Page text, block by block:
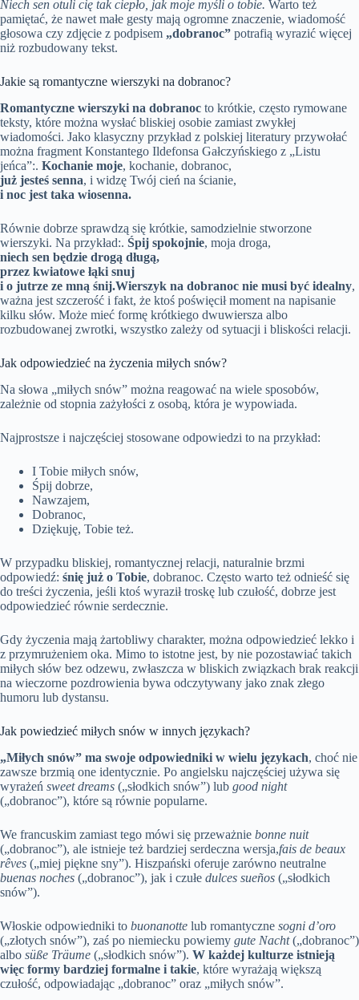
Niech sen otuli cię tak ciepło, jak moje myśli o tobie. Warto też
pamiętać, że nawet małe gesty mają ogromne znaczenie, wiadomość
głosowa czy zdjęcie z podpisem „dobranoc” potrafią wyrazić więcej
niż rozbudowany tekst.
Jakie są romantyczne wierszyki na dobranoc?
Romantyczne wierszyki na dobranoc to krótkie, często rymowane
teksty, które można wysłać bliskiej osobie zamiast zwykłej
wiadomości. Jako klasyczny przykład z polskiej literatury przywołać
można fragment Konstantego Ildefonsa Gałczyńskiego z „Listu
jeńca”:. Kochanie moje, kochanie, dobranoc,
już jesteś senna, i widzę Twój cień na ścianie,
i noc jest taka wiosenna.
Równie dobrze sprawdzą się krótkie, samodzielnie stworzone
wierszyki. Na przykład:. Śpij spokojnie, moja droga,
niech sen będzie drogą długą,
przez kwiatowe łąki snuj
i o jutrze ze mną śnij.Wierszyk na dobranoc nie musi być idealny,
ważna jest szczerość i fakt, że ktoś poświęcił moment na napisanie
kilku słów. Może mieć formę krótkiego dwuwiersza albo
rozbudowanej zwrotki, wszystko zależy od sytuacji i bliskości relacji.
Jak odpowiedzieć na życzenia miłych snów?
Na słowa „miłych snów” można reagować na wiele sposobów,
zależnie od stopnia zażyłości z osobą, która je wypowiada.
Najprostsze i najczęściej stosowane odpowiedzi to na przykład:
I Tobie miłych snów,
Śpij dobrze,
Nawzajem,
Dobranoc,
Dziękuję, Tobie też.
W przypadku bliskiej, romantycznej relacji, naturalnie brzmi
odpowiedź: śnię już o Tobie, dobranoc. Często warto też odnieść się
do treści życzenia, jeśli ktoś wyraził troskę lub czułość, dobrze jest
odpowiedzieć równie serdecznie.
Gdy życzenia mają żartobliwy charakter, można odpowiedzieć lekko i
z przymrużeniem oka. Mimo to istotne jest, by nie pozostawiać takich
miłych słów bez odzewu, zwłaszcza w bliskich związkach brak reakcji
na wieczorne pozdrowienia bywa odczytywany jako znak złego
humoru lub dystansu.
Jak powiedzieć miłych snów w innych językach?
„Miłych snów” ma swoje odpowiedniki w wielu językach, choć nie
zawsze brzmią one identycznie. Po angielsku najczęściej używa się
wyrażeń sweet dreams („słodkich snów”) lub good night
(„dobranoc”), które są równie popularne.
We francuskim zamiast tego mówi się przeważnie bonne nuit
(„dobranoc”), ale istnieje też bardziej serdeczna wersja,fais de beaux
rêves („miej piękne sny”). Hiszpański oferuje zarówno neutralne
buenas noches („dobranoc”), jak i czułe dulces sueños („słodkich
snów”).
Włoskie odpowiedniki to buonanotte lub romantyczne sogni d’oro
(„złotych snów”), zaś po niemiecku powiemy gute Nacht(„dobranoc”)
albo süße Träume („słodkich snów”). W każdej kulturze istnieją
więc formy bardziej formalne i takie, które wyrażają większą
czułość, odpowiadając „dobranoc” oraz „miłych snów”.